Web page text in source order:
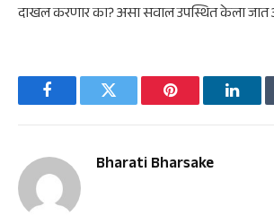
दाखल करणार का? असा सवाल उपस्थित केला
FacebookTwitter Pinterest
Bharati Bharsake